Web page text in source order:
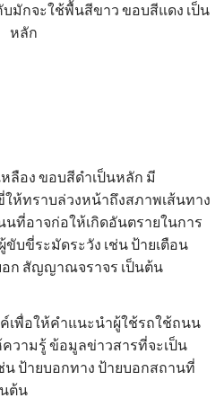
บมักจะใช้พื้นสีขาว ขอบสีแดง เป็น
หลัก
ลือง ขอบสีดำเป็นหลัก มี
ห้ทราบล่วงหน้าถึงสภาพเส้นทาง
ที่อาจก่อให้เกิดอันตรายในการ
ขับขี่ระมัดระวัง เช่นป้ายเตือน
อก สัญญาณจราจร เป็นต้น
เพื่อให้คำแนะนำผู้ใช้รถใช้ถนน
ความรู้ ข้อมูลข่าวสารที่จะเป็น
นป้ายบอกทาง ป้ายบอกสถานที่
นต้น